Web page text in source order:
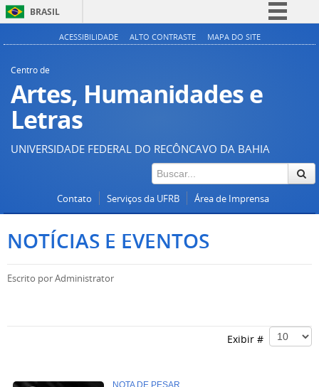
BRASIL
Simplifique!
Acesso à informação
Canais
ACESSIBILIDADE ALTO CONTRASTE MAPA DO SITE
Centro de
Artes, Humanidades e
Letras
UNIVERSIDADE FEDERAL DO RECÔNCAVO DA BAHIA
Contato Serviços da UFRB Área de Imprensa
NOTÍCIAS E EVENTOS
Escrito porAdministrator
Exibir #
NOTA DE PESAR